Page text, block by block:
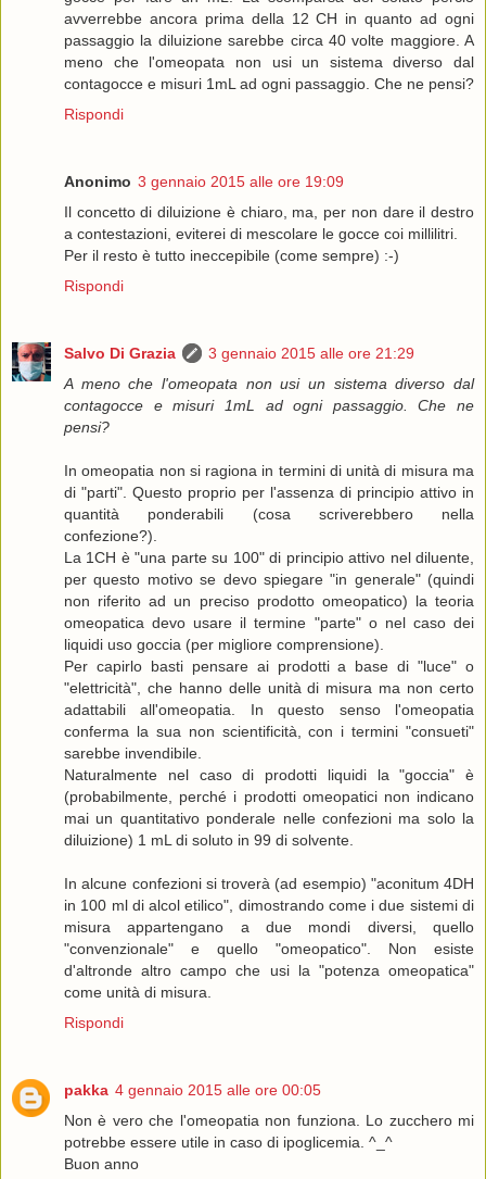
avverrebbe ancora prima della 12 CH in quanto ad ogni
passaggio la diluizione sarebbe circa 40 volte maggiore. A
meno che l'omeopata non usi un sistema diverso dal
contagocce e misuri 1mL ad ogni passaggio. Che ne pensi?
Rispondi
Anonimo 3 gennaio 2015 alle ore 19:09
Il concetto di diluizione è chiaro, ma, per non dare il destro
a contestazioni, eviterei di mescolare le gocce coi millilitri.
Per il resto è tutto ineccepibile (come sempre) :-)
Rispondi
Salvo Di Grazia
3 gennaio 2015 alle ore 21:29
A meno che l'omeopata non usi un sistema diverso dal
contagocce e misuri 1mL ad ogni passaggio. Che ne
pensi?
In omeopatia non si ragiona in termini di unità di misura ma
di "parti". Questo proprio per l'assenza di principio attivo in
quantità ponderabili (cosa scriverebbero nella
confezione?).
La 1CH è "una parte su 100" di principio attivo nel diluente,
per questo motivo se devo spiegare "in generale" (quindi
non riferito ad un preciso prodotto omeopatico) la teoria
omeopatica devo usare il termine "parte" o nel caso dei
liquidi uso goccia (per migliore comprensione).
Per capirlo basti pensare ai prodotti a base di "luce" o
"elettricità", che hanno delle unità di misura ma non certo
adattabili all'omeopatia. In questo senso l'omeopatia
conferma la sua non scientificità, con i termini "consueti"
sarebbe invendibile.
Naturalmente nel caso di prodotti liquidi la "goccia" è
(probabilmente, perché i prodotti omeopatici non indicano
mai un quantitativo ponderale nelle confezioni ma solo la
diluizione) 1 mL di soluto in 99 di solvente.
In alcune confezioni si troverà (ad esempio) "aconitum 4DH
in 100 ml di alcol etilico", dimostrando come i due sistemi di
misura appartengano a due mondi diversi, quello
"convenzionale" e quello "omeopatico". Non esiste
d'altronde altro campo che usi la "potenza omeopatica"
come unità di misura.
Rispondi
pakka 4 gennaio 2015 alle ore 00:05
Non è vero che l'omeopatia non funziona. Lo zucchero mi
potrebbe essere utile in caso di ipoglicemia. ^_^
Buon anno